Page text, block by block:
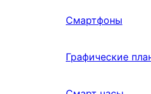
Смартфоны
Графические